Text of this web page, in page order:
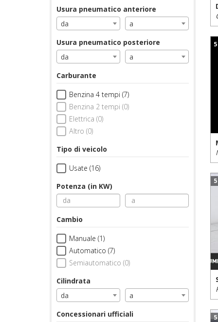
Usura pneumatico anteriore
da
a
Usura pneumatico posteriore
da
a
Carburante
Benzina 4 tempi (7)
Benzina 2 tempi (0)
Elettrica (0)
Altro (0)
Tipo di veicolo
Usate (16)
Potenza (in KW)
Cambio
Manuale (1)
Automatico (7)
Semiautomatico (0)
Cilindrata
da
a
Concessionari ufficiali